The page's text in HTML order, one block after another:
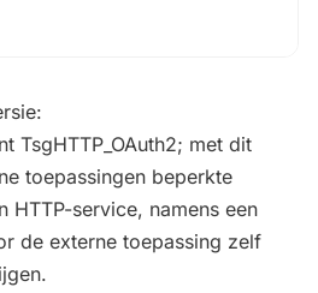
TsgHTTP_OAuth2; met dit
toepassingen beperkte
HTTP-service, namens een
de externe toepassing zelf